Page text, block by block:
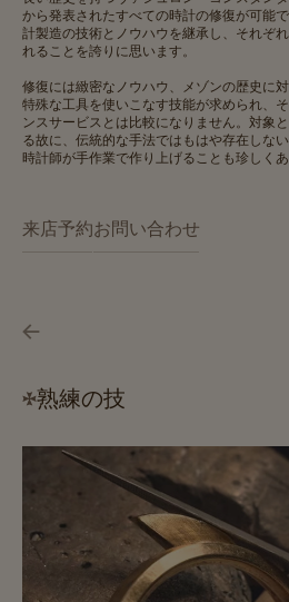
から発表されたすべての時計の修復が可能
計製造の技術とノウハウを継承し、それぞ
れることを誇りに思います。
修復には緻密なノウハウ、メゾンの歴史に
特殊な工具を使いこなす技能が求められ、
ンスサービスとは比較になりません。対象
る故に、伝統的な手法ではもはや存在しな
時計師が手作業で作り上げることも珍しくあ
来店予約お問い合わせ
熟練の技